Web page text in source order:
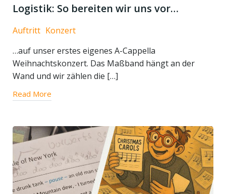
Logistik: So bereiten wir uns vor…
Auftritt Konzert
…auf unser erstes eigenes A-Cappella
Weihnachtskonzert. Das Maßband hängt an der
Wand und wir zählen die […]
Read More